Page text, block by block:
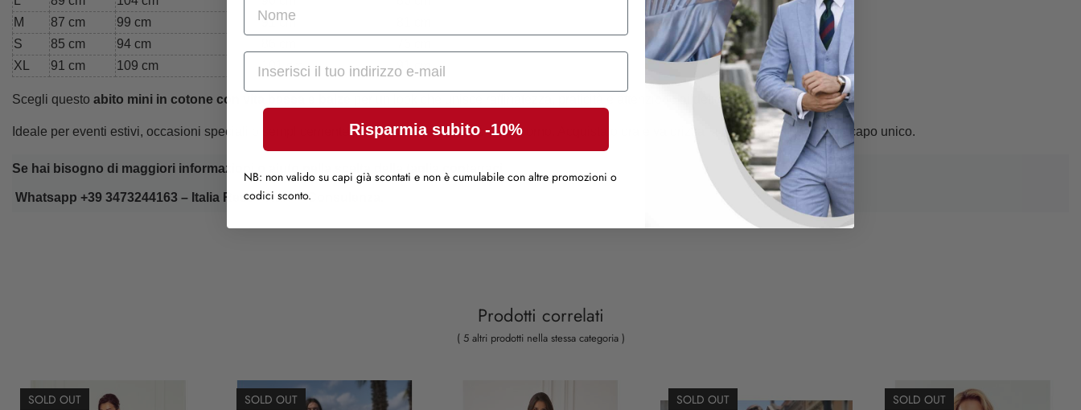
M
87 cm 99 cm 91 cm
S
85 cm 94 cm
XL
91 cm 109 cm 101 cm 91 cm
Scegli questo abito mini in cotone con vita bassa e balze per un look che unisce raffinatezza, praticità e attenzione ai dettagli.
Ideale per eventi estivi, occasioni speciali o semplicemente per sentirti impeccabile ogni giorno. Acquistalo ora e valorizza la tua femminilità con un capo unico.
Se hai bisogno di maggiori informazioni o aiuto nella scelta della taglia contattaci
Whatsapp +39 3473244163 – Italia Reso - Rate – Consulenza.
Prodotti correlati
( 5 altri prodotti nella stessa categoria )
SOLD OUT SOLD OUT SOLD OUT SOLD OUT
Mail
Risparmia subito -10%
NB: non valido su capi già scontati e non è cumulabile con altre promozioni o
codici sconto.